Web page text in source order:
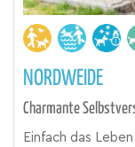
NORDWEIDE
Charmante
Einfach das